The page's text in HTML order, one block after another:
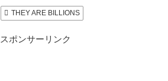
THEY ARE BILLIONS
スポンサーリンク